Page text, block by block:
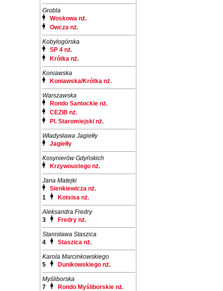
Grobla
Woskowa nż.
Owcza nż.
Kobylogórska
SP 4 nż.
Krótka nż.
Koniawska
Koniawska/Krótka nż.
Warszawska
Rondo Santockie nż.
CEZiB nż.
Pl. Staromiejski nż.
Władysława Jagiełły
Jagiełły
Kosynierów Gdyńskich
Krzywoustego nż.
Jana Matejki
Sienkiewicza nż.
1
Kotsisa nż.
Aleksandra Fredry
3
Fredry nż.
Stanisława Staszica
4
Staszica nż.
Karola Marcinkowskiego
5
Dunikowskiego nż.
Myśliborska
7
Rondo Myśliborskie nż.